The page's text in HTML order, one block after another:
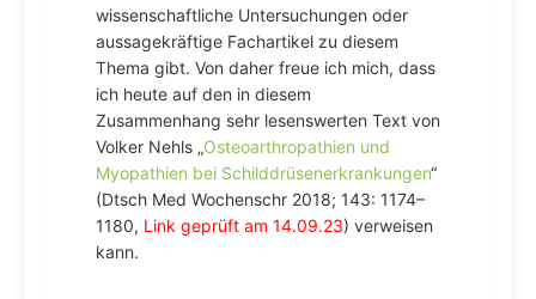
wissenschaftliche Untersuchungen oder
aussagekräftige Fachartikel zu diesem
Thema gibt. Von daher freue ich mich, dass
ich heute auf den in diesem
Zusammenhang sehr lesenswerten Text von
Volker Nehls „Osteoarthropathien und
Myopathien bei Schilddrüsenerkrankungen“
(Dtsch Med Wochenschr 2018; 143: 1174–
1180, Link geprüft am 14.09.23) verweisen
kann.